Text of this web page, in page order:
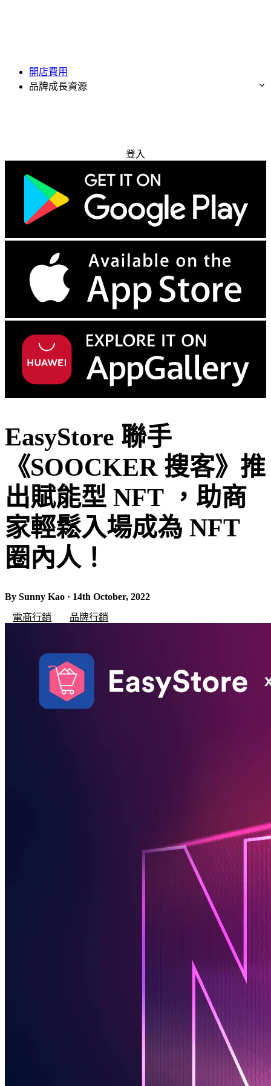
開店費用
品牌成長資源
登入
EasyStore 聯手
《SOOCKER 搜客》推
出賦能型 NFT ，助商
家輕鬆入場成為 NFT
圈內人！
By Sunny Kao · 14th October, 2022
電商行銷
品牌行銷